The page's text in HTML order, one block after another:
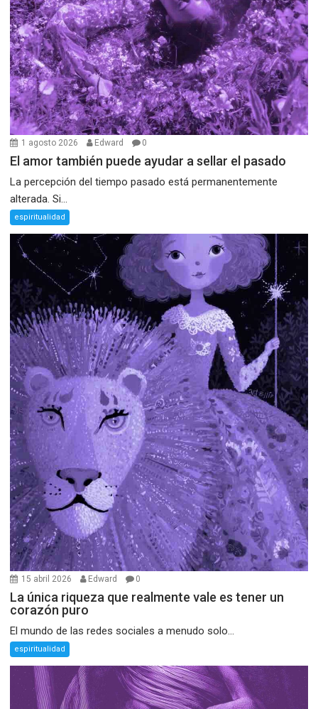
1 agosto 2026 Edward 0
El amor también puede ayudar a sellar el pasado
La percepción del tiempo pasado está permanentemente
alterada. Si...
espiritualidad
15 abril 2026 Edward 0
La única riqueza que realmente vale es tener un
corazón puro
El mundo de las redes sociales a menudo solo...
espiritualidad